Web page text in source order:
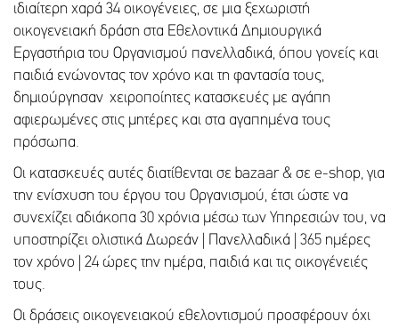
ιδιαίτερη χαρά 34 οικογένειες, σε μια ξεχωριστή
οικογενειακή δράση στα Εθελοντικά Δημιουργικά
Εργαστήρια του Οργανισμού πανελλαδικά, όπου γονείς και
παιδιά ενώνοντας τον χρόνο και τη φαντασία τους,
δημιούργησαν χειροποίητες κατασκευές με αγάπη
αφιερωμένες στις μητέρες και στα αγαπημένα τους
πρόσωπα.
Οι κατασκευές αυτές διατίθενται σε bazaar & σε e-shop, για
την ενίσχυση του έργου του Οργανισμού, έτσι ώστε να
συνεχίζει αδιάκοπα 30 χρόνια μέσω των Υπηρεσιών του, να
υποστηρίζει ολιστικά Δωρεάν | Πανελλαδικά | 365 ημέρες
τον χρόνο | 24 ώρες την ημέρα, παιδιά και τις οικογένειές
τους.
Οι δράσεις οικογενειακού εθελοντισμού προσφέρουν όχι